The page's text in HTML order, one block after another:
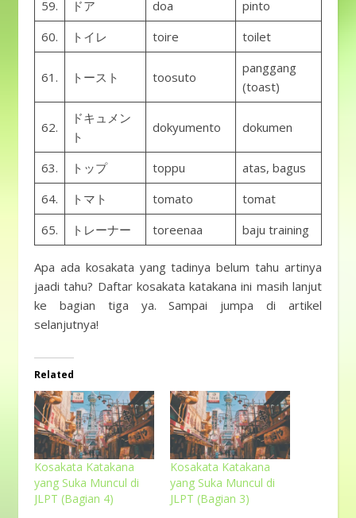
59.
ドア doa
pinto
60.
トイレ toire toilet
61. トースト toosuto
panggang
(toast)
62.
ドキュメン
ト
dokyumento dokumen
63. トップ toppu
atas, bagus
64.
トマト tomato
tomat
65.
トレーナー toreenaa baju training
Apa ada kosakata yang tadinya belum tahu artinya
jaadi tahu? Daftar kosakata katakana ini masih lanjut
ke bagian tiga ya. Sampai jumpa di artikel
selanjutnya!
Related
Kosakata Katakana
yang Suka Muncul di
JLPT (Bagian 4)
Kosakata Katakana
yang Suka Muncul di
JLPT (Bagian 3)